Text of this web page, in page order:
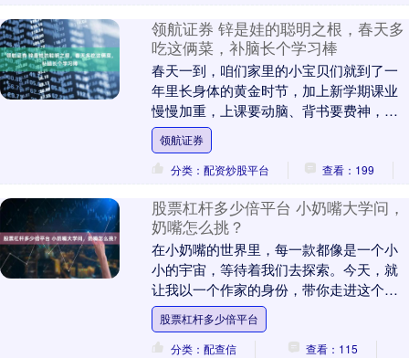
领航证券 锌是娃的聪明之根，春天多
吃这俩菜，补脑长个学习棒
春天一到，咱们家里的小宝贝们就到了一
年里长身体的黄金时节，加上新学期课业
慢慢加重，上课要动脑、背书要费神，不
少叔叔阿姨都在犯愁，该给家里的娃补点
啥才好。不少人跟....
领航证券
分类：配资炒股平台
查看：199
股票杠杆多少倍平台 小奶嘴大学问，
奶嘴怎么挑？
在小奶嘴的世界里，每一款都像是一个小
小的宇宙，等待着我们去探索。今天，就
让我以一个作家的身份，带你走进这个充
满奥秘的世界，一起寻找那些被忽视的小
秘密。 想象一下....
股票杠杆多少倍平台
分类：配查信
查看：115